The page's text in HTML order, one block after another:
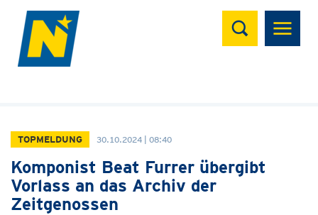
Suchen
TOPMELDUNG 30.10.2024 | 08:40
Komponist Beat Furrer übergibt
Vorlass an das Archiv der
Zeitgenossen